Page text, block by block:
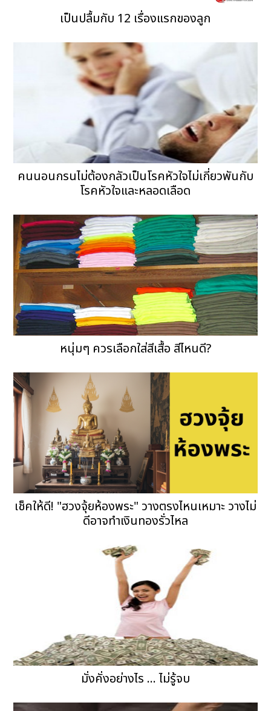
เป็นปลื้มกับ 12 เรื่องแรกของลูก
คนนอนกรนไม่ต้องกลัวเป็นโรคหัวใจไม่เกี่ยวพันกับ
โรคหัวใจและหลอดเลือด
หนุ่มๆ ควรเลือกใส่สีเสื้อ สีไหนดี?
เช็คให้ดี! "ฮวงจุ้ยห้องพระ" วางตรงไหนเหมาะ วางไม่
ดีอาจทำเงินทองรั่วไหล
มั่งคั่งอย่างไร ... ไม่รู้จบ